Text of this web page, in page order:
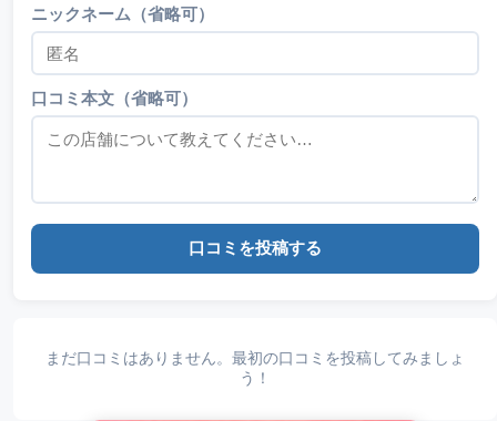
ニックネーム（省略可）
口コミ本文（省略可）
口コミを投稿する
まだ口コミはありません。最初の口コミを投稿してみましょ
う！